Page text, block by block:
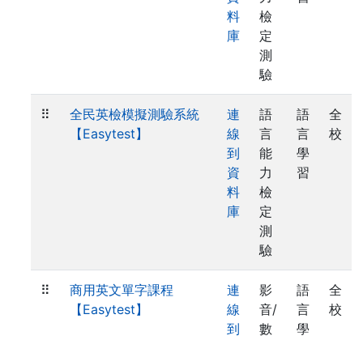
料
庫
檢
定
測
驗
⠿
全民英檢模擬測驗系統
【Easytest】
連
線
到
資
料
庫
語
言
能
力
檢
定
測
驗
語
言
學
習
全
校
⠿
商用英文單字課程
【Easytest】
連
線
到
影
音/
數
語
言
學
全
校